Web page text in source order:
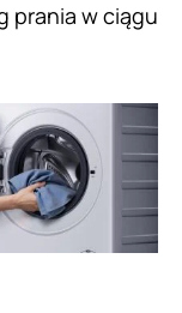
prania w ciągu